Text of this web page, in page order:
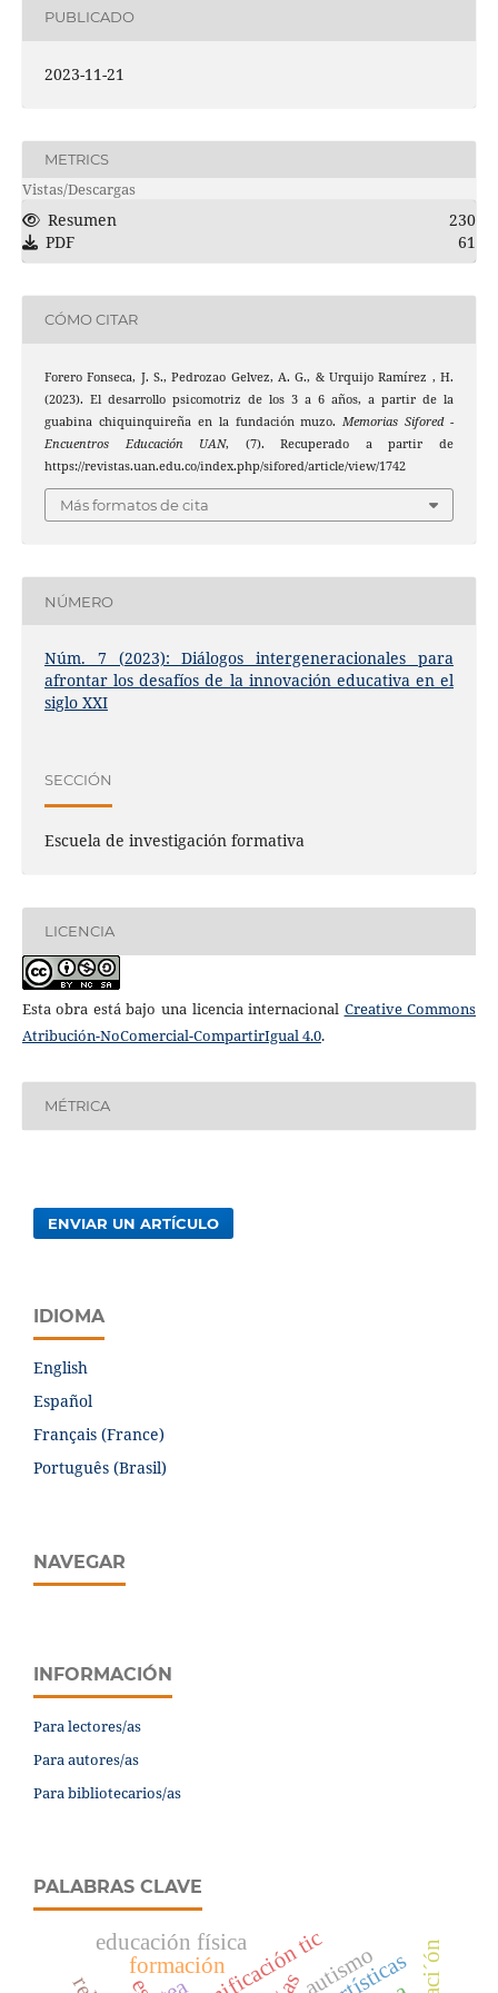
PUBLICADO
2023-11-21
METRICS
Vistas/Descargas
Resumen
230
PDF
61
CÓMO CITAR
Forero Fonseca, J. S., Pedrozao Gelvez, A. G., & Urquijo Ramírez , H.
(2023). El desarrollo psicomotriz de los 3 a 6 años, a partir de la
guabina chiquinquireña en la fundación muzo. Memorias Sifored -
Encuentros Educación UAN, (7). Recuperado a partir de
https://revistas.uan.edu.co/index.php/sifored/article/view/1742
Más formatos de cita
NÚMERO
Núm. 7 (2023): Diálogos intergeneracionales para
afrontar los desafíos de la innovación educativa en el
siglo XXI
SECCIÓN
Escuela de investigación formativa
LICENCIA
Esta obra está bajo una licencia internacional Creative Commons
Atribución-NoComercial-CompartirIgual 4.0.
MÉTRICA
ENVIAR UN ARTÍCULO
IDIOMA
English
Español
Français (France)
Português (Brasil)
NAVEGAR
INFORMACIÓN
Para lectores/as
Para autores/as
Para bibliotecarios/as
PALABRAS CLAVE
formación
educación física
autismo